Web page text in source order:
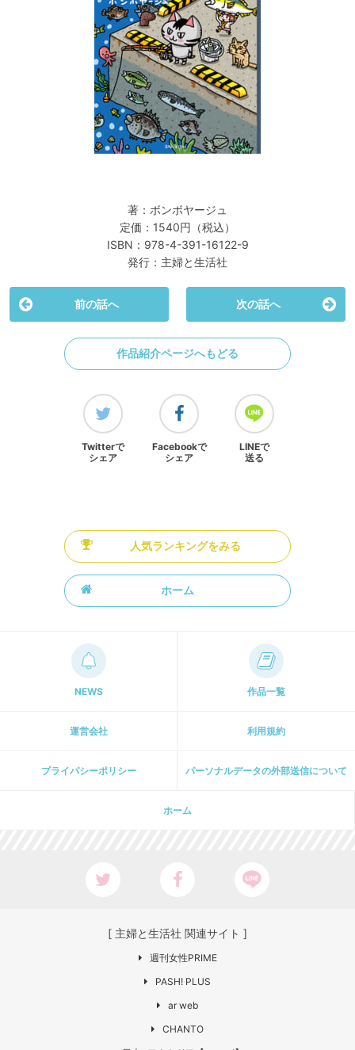
著：ボンボヤージュ
定価：1540円（税込）
ISBN：978-4-391-16122-9
発行：主婦と生活社
前の話へ 次の話へ
作品紹介ページへもどる
Twitterで
シェア
Facebookで
シェア
LINEで
送る
人気ランキングをみる
ホーム
NEWS 作品一覧
運営会社 利用規約
プライパシーポリシー パーソナルデータの外部送信について
ホーム
[ 主婦と生活社 関連サイト ]
週刊女性PRIME
PASH! PLUS
ar web
CHANTO